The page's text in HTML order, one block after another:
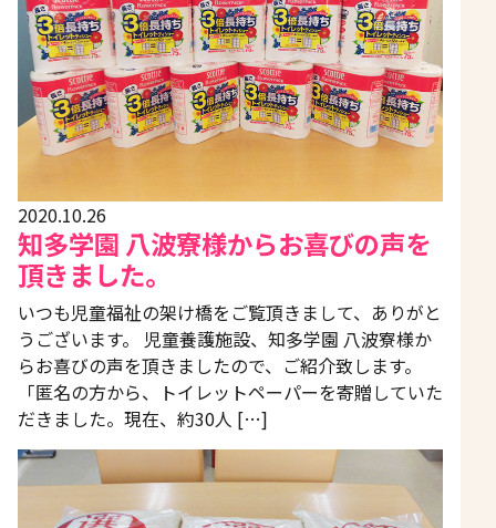
2020.10.26
知多学園 八波寮様からお喜びの声を
頂きました。
いつも児童福祉の架け橋をご覧頂きまして、ありがと
うございます。 児童養護施設、知多学園 八波寮様か
らお喜びの声を頂きましたので、ご紹介致します。
「匿名の方から、トイレットペーパーを寄贈していた
だきました。現在、約30人 […]